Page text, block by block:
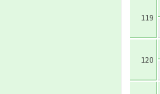
119
120